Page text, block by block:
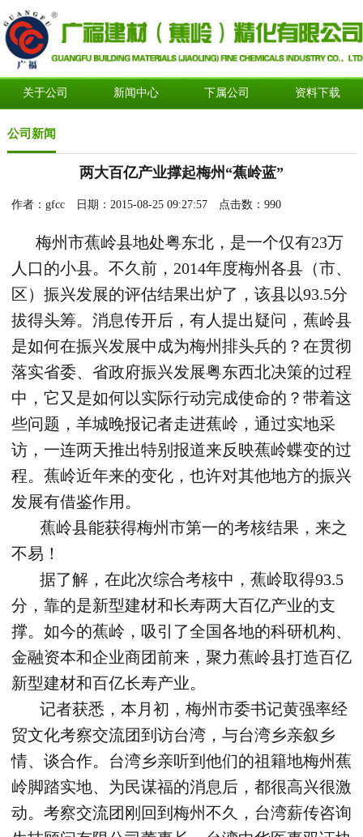
关于公司 新闻中心 下属公司 资料下载
公司新闻
两大百亿产业撑起梅州“蕉岭蓝”
作者：gfcc 日期：2015-08-25 09:27:57 点击数： 990
梅州市蕉岭县地处粤东北，是一个仅有23万
人口的小县。不久前，2014年度梅州各县（市、
区）振兴发展的评估结果出炉了，该县以93.5分
拔得头筹。消息传开后，有人提出疑问，蕉岭县
是如何在振兴发展中成为梅州排头兵的？在贯彻
落实省委、省政府振兴发展粤东西北决策的过程
中，它又是如何以实际行动完成使命的？带着这
些问题，羊城晚报记者走进蕉岭，通过实地采
访，一连两天推出特别报道来反映蕉岭蝶变的过
程。蕉岭近年来的变化，也许对其他地方的振兴
发展有借鉴作用。
蕉岭县能获得梅州市第一的考核结果，来之
不易！
据了解，在此次综合考核中，蕉岭取得93.5
分，靠的是新型建材和长寿两大百亿产业的支
撑。如今的蕉岭，吸引了全国各地的科研机构、
金融资本和企业商团前来，聚力蕉岭县打造百亿
新型建材和百亿长寿产业。
记者获悉，本月初，梅州市委书记黄强率经
贸文化考察交流团到访台湾，与台湾乡亲叙乡
情、谈合作。台湾乡亲听到他们的祖籍地梅州蕉
岭脚踏实地、为民谋福的消息后，都很高兴很激
动。考察交流团刚回到梅州不久，台湾薪传咨询